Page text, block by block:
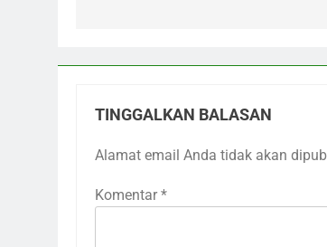
TINGGALKAN BALASAN
Alamat email Anda tidak akan
Komentar *